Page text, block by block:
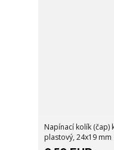
Napínací kolík (čap)
plastový, 24x19 mm